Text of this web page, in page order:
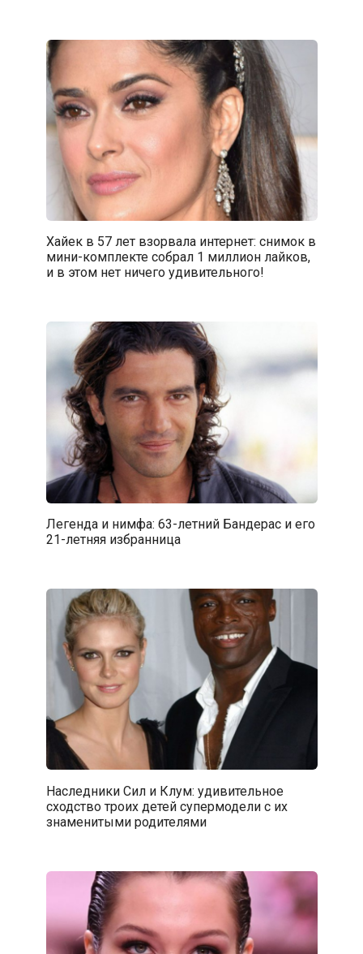
Хайек в 57 лет взорвала интернет: снимок в
мини-комплекте собрал 1 миллион лайков,
и в этом нет ничего удивительного!
Легенда и нимфа: 63-летний Бандерас и его
21-летняя избранница
Наследники Сил и Клум: удивительное
сходство троих детей супермодели с их
знаменитыми родителями